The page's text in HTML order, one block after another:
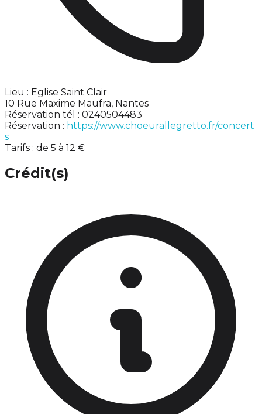
Lieu : Eglise Saint Clair
10 Rue Maxime Maufra, Nantes
Réservation tél : 0240504483
Réservation : https://www.choeurallegretto.fr/concert
s
Tarifs : de 5 à 12 €
Crédit(s)